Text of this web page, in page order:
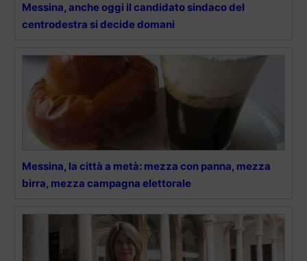
Messina, anche oggi il candidato sindaco del
centrodestra si decide domani
Messina, la città a metà: mezza con panna, mezza
birra, mezza campagna elettorale